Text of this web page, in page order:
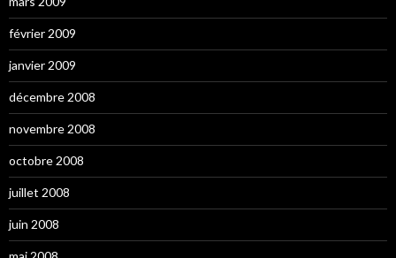
février 2009
janvier 2009
décembre 2008
novembre 2008
octobre 2008
juillet 2008
juin 2008